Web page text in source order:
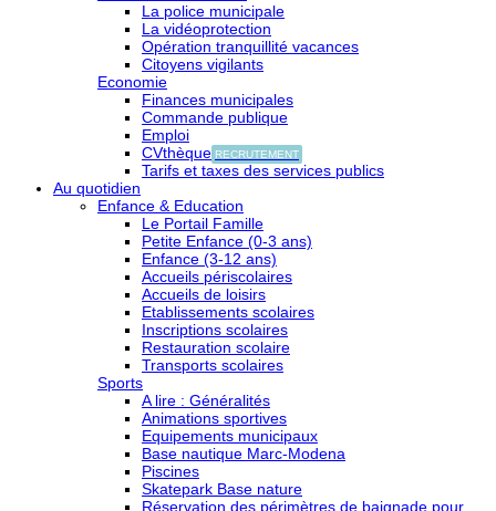
La police municipale
La vidéoprotection
Opération tranquillité vacances
Citoyens vigilants
Economie
Finances municipales
Commande publique
Emploi
CVthèque RECRUTEMENT
Tarifs et taxes des services publics
Au quotidien
Enfance & Education
Le Portail Famille
Petite Enfance (0-3 ans)
Enfance (3-12 ans)
Accueils périscolaires
Accueils de loisirs
Etablissements scolaires
Inscriptions scolaires
Restauration scolaire
Transports scolaires
Sports
A lire : Généralités
Animations sportives
Equipements municipaux
Base nautique Marc-Modena
Piscines
Skatepark Base nature
Réservation des périmètres de baignade pour